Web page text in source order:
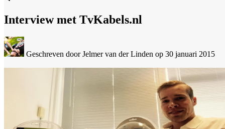
Interview met TvKabels.nl
Geschreven door Jelmer van der Linden op 30 januari 2015